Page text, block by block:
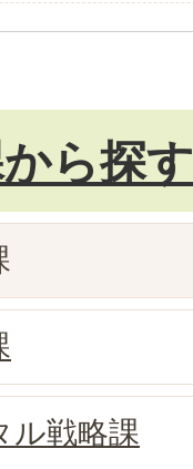
ら探す
ル戦略課